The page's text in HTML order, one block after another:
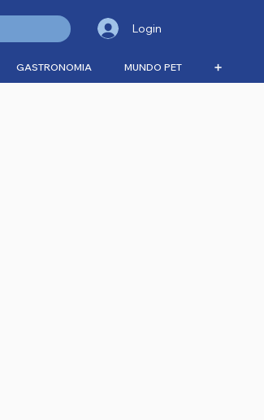
Login
GASTRONOMIA MUNDO PET ➕